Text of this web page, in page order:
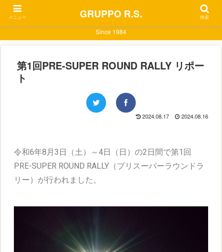
Since 1984
第1回PRE-SUPER ROUND RALLY リポー
ト
2024.08.17 2024.08.16
令和6年8月3日（土）～4日（日）の2日間で第1回
PRE-SUPER ROUND RALLY（プリスーパーラウンドラ
リー）が行われました。
メニュー GRUPPO R.S. 検索